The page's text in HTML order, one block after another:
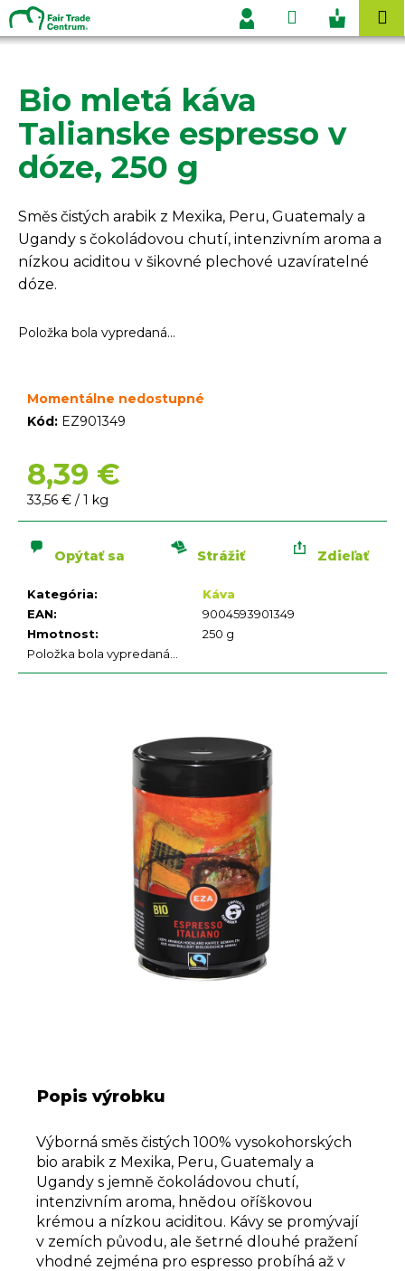
Prejsť
na
obsah
Hľadať
Prihlásenie
Bio mletá káva
Talianske espresso v
dóze, 250 g
Směs čistých arabik z Mexika, Peru, Guatemaly a
Ugandy s čokoládovou chutí, intenzivním aroma a
nízkou aciditou v šikovné plechové uzavíratelné
dóze.
Položka bola vypredaná…
Momentálne nedostupné
Kód: EZ901349
8,39 €
Jednotková
cena:
33,56 € / 1 kg
Kategória:
Káva
EAN:
9004593901349
Hmotnost:
250 g
Položka bola vypredaná…
Opýtať sa Strážiť Zdieľať
Popis výrobku
Výborná směs čistých 100% vysokohorských
bio arabik z Mexika, Peru, Guatemaly a
Ugandy s jemně čokoládovou chutí,
intenzivním aroma, hnědou oříškovou
krémou a nízkou aciditou. Kávy se promývají
v zemích původu, ale šetrné dlouhé pražení
vhodné zejména pro espresso probíhá až v
K
o
Späť
Späť
Č
o
p
o
r
e
b
u
e
n
á
s
ť
?
HĽADAŤ
O